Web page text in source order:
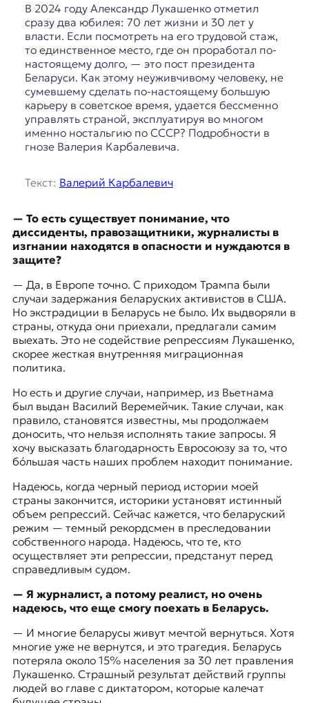
В 2024 году Александр Лукашенко отметил
сразу два юбилея: 70 лет жизни и 30 лет у
власти. Если посмотреть на его трудовой стаж,
то единственное место, где он проработал по-
настоящему долго, — это пост президента
Беларуси. Как этому неуживчивому человеку, не
сумевшему сделать по-настоящему большую
карьеру в советское время, удается бессменно
управлять страной, эксплуатируя во многом
именно ностальгию по СССР? Подробности в
гнозе Валерия Карбалевича.
Текст: Валерий Карбалевич
— То есть существует понимание, что
диссиденты, правозащитники, журналисты в
изгнании находятся в опасности и нуждаются в
защите?
— Да, в Европе точно. С приходом Трампа были
случаи задержания беларуских активистов в США.
Но экстрадиции в Беларусь не было. Их выдворяли в
страны, откуда они приехали, предлагали самим
выехать. Это не содействие репрессиям Лукашенко,
скорее жесткая внутренняя миграционная
политика.
Но есть и другие случаи, например, из Вьетнама
был выдан Василий Веремейчик. Такие случаи, как
правило, становятся известны, мы продолжаем
доносить, что нельзя исполнять такие запросы. Я
хочу высказать благодарность Евросоюзу за то, что
бóльшая часть наших проблем находит понимание.
Надеюсь, когда черный период истории моей
страны закончится, историки установят истинный
объем репрессий. Сейчас кажется, что беларуский
режим — темный рекордсмен в преследовании
собственного народа. Надеюсь, что те, кто
осуществляет эти репрессии, предстанут перед
справедливым судом.
— Я журналист, а потому реалист, но очень
надеюсь, что еще смогу поехать в Беларусь.
— И многие беларусы живут мечтой вернуться. Хотя
многие уже не вернутся, и это трагедия. Беларусь
потеряла около 15% населения за 30 лет правления
Лукашенко. Страшный результат действий группы
людей во главе с диктатором, которые калечат